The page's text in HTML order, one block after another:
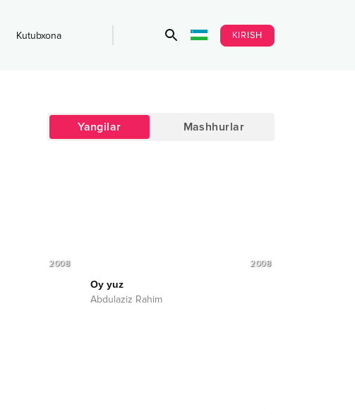
Kutubxona KIRISH
Yangilar Mashhurlar
2008 2008
Oy yuz
Abdulaziz Rahim